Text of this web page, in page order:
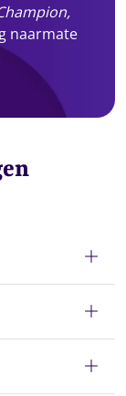
naarmate